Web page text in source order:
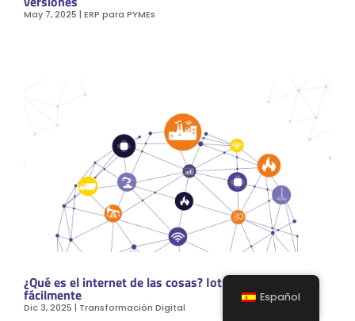
May 7, 2025 |ERP para PYMEs
¿Qué es el internet de las cosas? Iot explicado
fácilmente
Dic 3, 2025 | Transformación Digital
Español